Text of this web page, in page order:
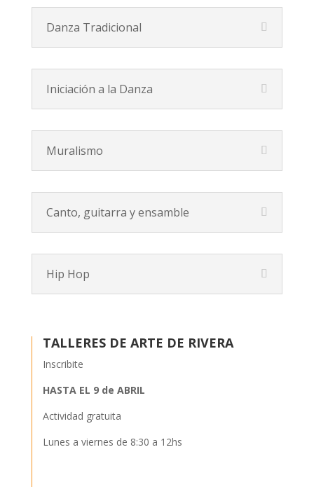
Danza Tradicional
Iniciación a la Danza
Muralismo
Canto, guitarra y ensamble
Hip Hop
TALLERES DE ARTE DE RIVERA
Inscribite
HASTA EL 9 de ABRIL
Actividad gratuita
Lunes a viernes de 8:30 a 12hs